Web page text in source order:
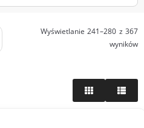
Wyświetlanie 241–280 z 367
wyników